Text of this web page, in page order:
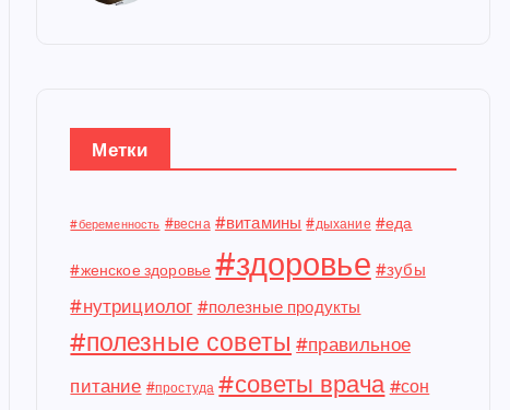
Метки
#беременность #весна #витамины #дыхание #еда
#женское здоровье #здоровье #зубы
#нутрициолог #полезные продукты
#полезные советы #правильное
питание #простуда #советы врача #сон